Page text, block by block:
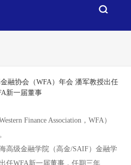
融协会（WFA）年会 潘军教授出任
新一届董事
Finance Association，WFA）
高级金融学院（高金/SAIF）金融学
任WFA新一届董事，任期三年